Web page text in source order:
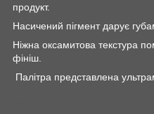
продукт.
Насичений пігмент дарує
Ніжна оксамитова текстура
фініш.
Палітра представлена